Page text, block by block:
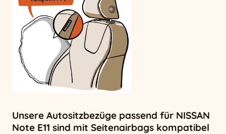
Unsere Autositzbezüge passend für NISSAN
Note E11 sind mit Seitenairbags kompatibel